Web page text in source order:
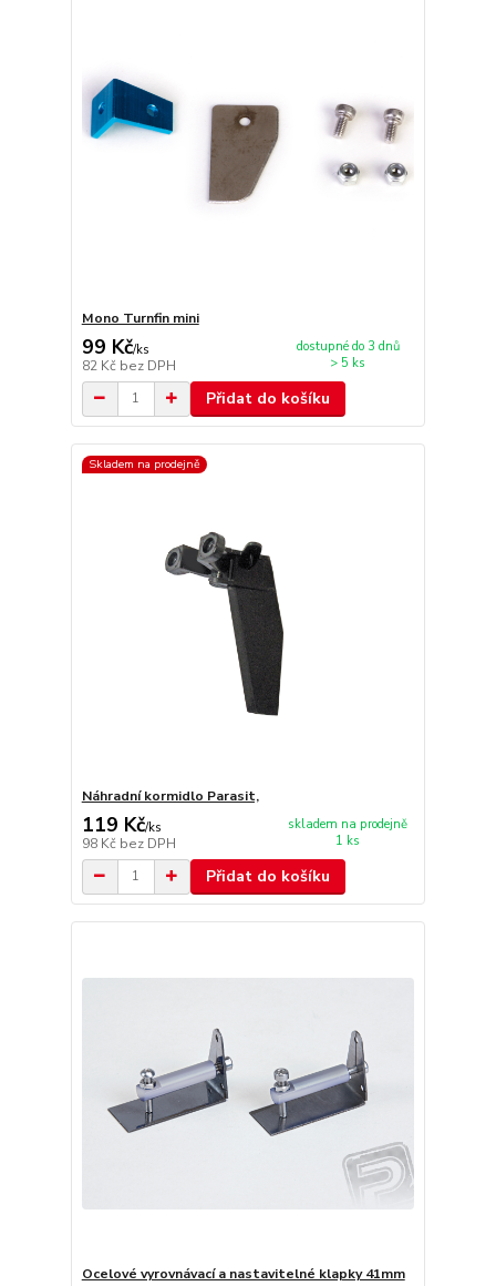
Mono Turnfin mini
99 Kč/ks
82 Kč bez DPH
dostupné do 3 dnů
> 5 ks
Přidat do košíku
Skladem na prodejně
Náhradní kormidlo Parasit,
119 Kč/ks
98 Kč bez DPH
skladem na prodejně
1 ks
Přidat do košíku
Ocelové vyrovnávací a nastavitelné klapky 41mm